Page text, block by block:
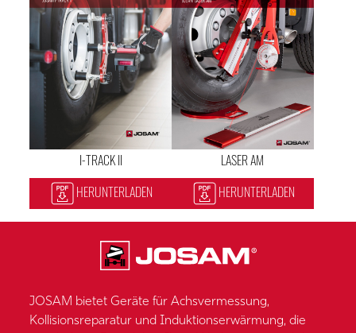
I-TRACK II
HERUNTERLADEN
LASER AM
HERUNTERLADEN
JOSAM bietet Geräte für Achsvermessung,
Kollisionsreparatur und Induktionserwärmung, die